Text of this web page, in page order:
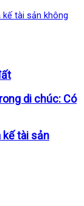
tài sản không
di chúc: Có
tài sản